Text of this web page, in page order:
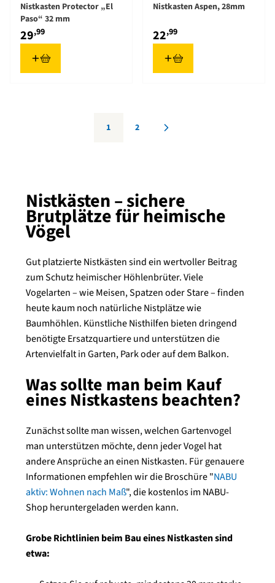
Nistkasten Protector „El
Paso“ 32 mm
29,99
Nistkasten Aspen, 28mm
22,99
Sie lesen gerade die Seite
1 Seite
2
Nistkästen – sichere
Brutplätze für heimische
Vögel
Gut platzierte Nistkästen sind ein wertvoller Beitrag
zum Schutz heimischer Höhlenbrüter. Viele
Vogelarten – wie Meisen, Spatzen oder Stare – finden
heute kaum noch natürliche Nistplätze wie
Baumhöhlen. Künstliche Nisthilfen bieten dringend
benötigte Ersatzquartiere und unterstützen die
Artenvielfalt in Garten, Park oder auf dem Balkon.
Was sollte man beim Kauf
eines Nistkastens beachten?
Zunächst sollte man wissen, welchen Gartenvogel
man unterstützen möchte, denn jeder Vogel hat
andere Ansprüche an einen Nistkasten. Für genauere
Informationen empfehlen wir die Broschüre "NABU
aktiv: Wohnen nach Maß", die kostenlos im NABU-
Shop heruntergeladen werden kann.
Grobe Richtlinien beim Bau eines Nistkasten sind
etwa: